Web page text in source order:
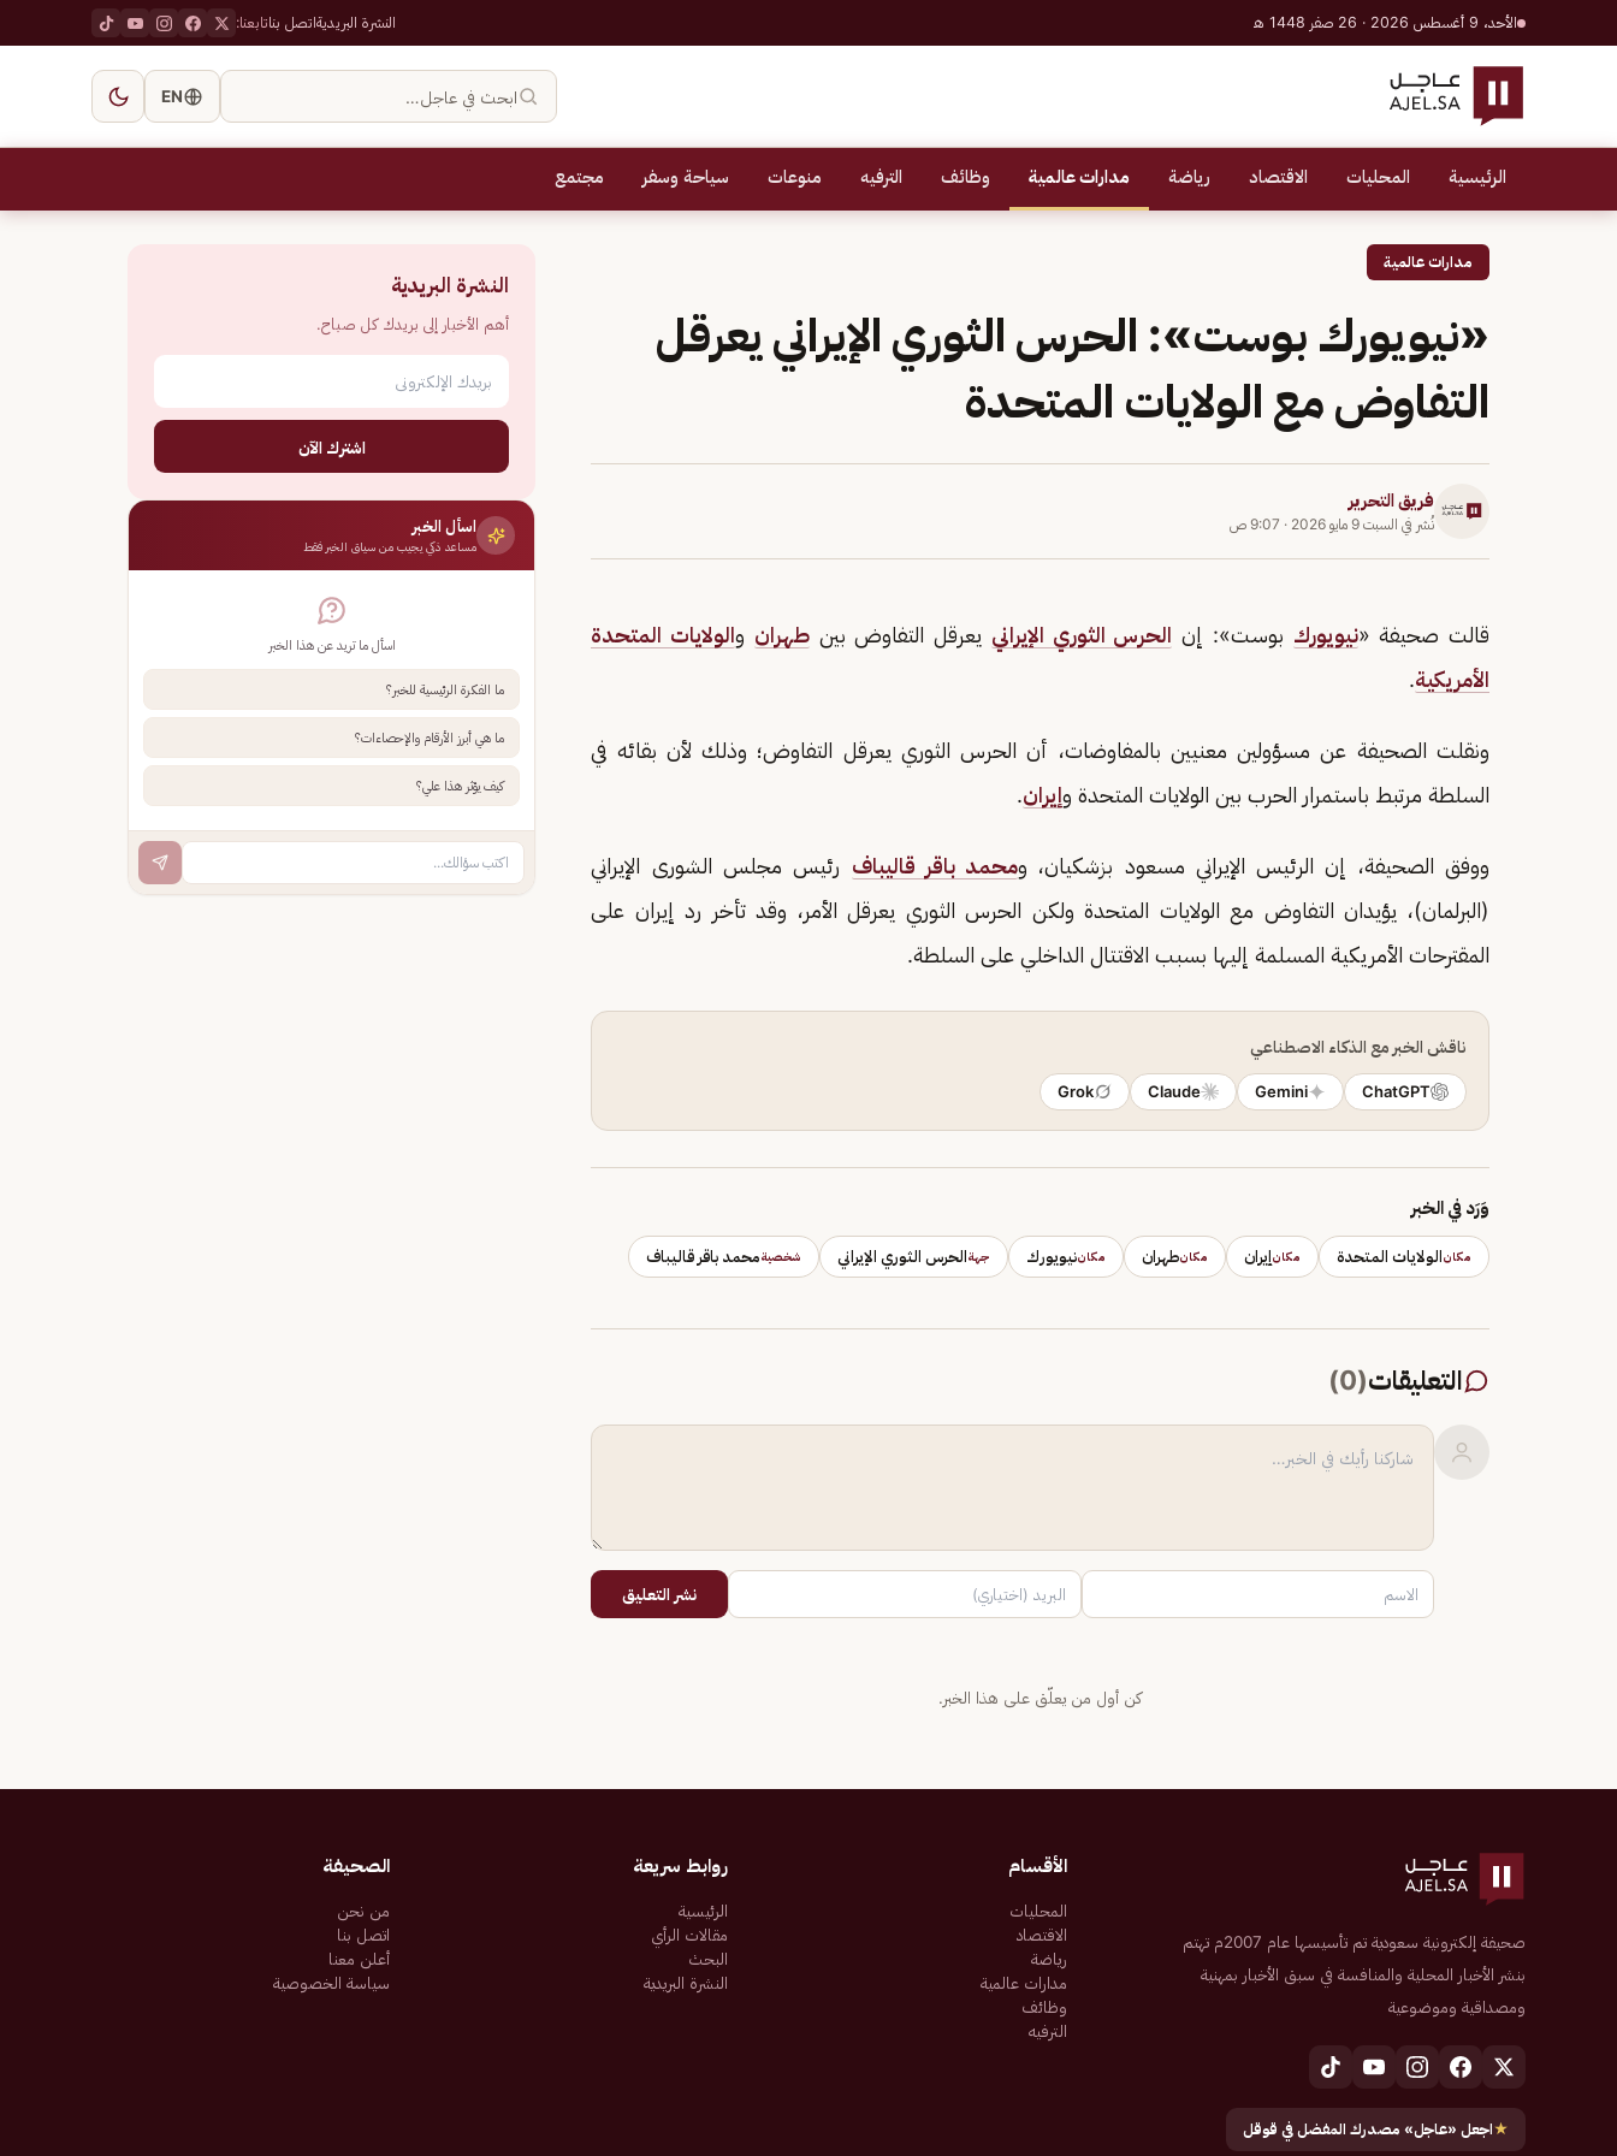
الأحد، 9 أغسطس 2026 · 26 صفر 1448 هـ النشرة البريديةاتصل بناتابعنا:
ابحث في عاجل… EN
الرئيسية المحليات الاقتصاد رياضة مدارات عالمية وظائف الترفيه منوعات سياحة وسفر مجتمع
مدارات عالمية
«نيويورك بوست»: الحرس الثوري الإيراني يعرقل
التفاوض مع الولايات المتحدة
فريق التحرير
نُشر في السبت 9 مايو 2026 · 9:07 ص
قالت صحيفة «نيويورك بوست»: إن الحرس الثوري الإيراني يعرقل التفاوض بينطهران والولايات المتحدة
الأمريكية.
ونقلت الصحيفة عن مسؤولين معنيين بالمفاوضات، أن الحرس الثوري يعرقل التفاوض؛ وذلك لأن بقائه في
السلطة مرتبط باستمرار الحرب بين الولايات المتحدة وإيران.
ووفق الصحيفة، إن الرئيس الإيراني مسعود بزشكيان، ومحمد باقر قاليباف رئيس مجلس الشورى الإيراني
(البرلمان)، يؤيدان التفاوض مع الولايات المتحدة ولكن الحرس الثوري يعرقل الأمر، وقد تأخر رد إيران على
المقترحات الأمريكية المسلمة إليها بسبب الاقتتال الداخلي على السلطة.
ناقش الخبر مع الذكاء الاصطناعي
ChatGPT
Gemini
Claude
Grok
وَرَد في الخبر
مكانالولايات المتحدة مكانإيران مكانطهران مكاننيويورك جهةالحرس الثوري الإيراني شخصيةمحمد باقر قاليباف
التعليقات(
0
)
نشر التعليق
كن أول من يعلّق على هذا الخبر.
النشرة البريدية
أهم الأخبار إلى بريدك كل صباح.
اشترك الآن
اسأل الخبر
مساعد ذكي يجيب من سياق الخبر فقط
اسأل ما تريد عن هذا الخبر
ما الفكرة الرئيسية للخبر؟
ما هي أبرز الأرقام والإحصاءات؟
كيف يؤثر هذا علي؟
صحيفة إلكترونية سعودية تم تأسيسها عام 2007م تهتم
بنشر الأخبار المحلية والمنافسة في سبق الأخبار بمهنية
ومصداقية وموضوعية
★اجعل «عاجل» مصدرك المفضل في قوقل
الأقسام
المحليات
الاقتصاد
رياضة
مدارات عالمية
وظائف
الترفيه
روابط سريعة
الرئيسية
مقالات الرأي
البحث
النشرة البريدية
الصحيفة
من نحن
اتصل بنا
أعلن معنا
سياسة الخصوصية